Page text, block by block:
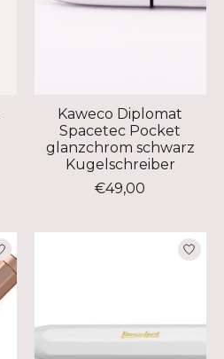
Kaweco Diplomat
Spacetec Pocket
glanzchrom schwarz
Kugelschreiber
€49,00